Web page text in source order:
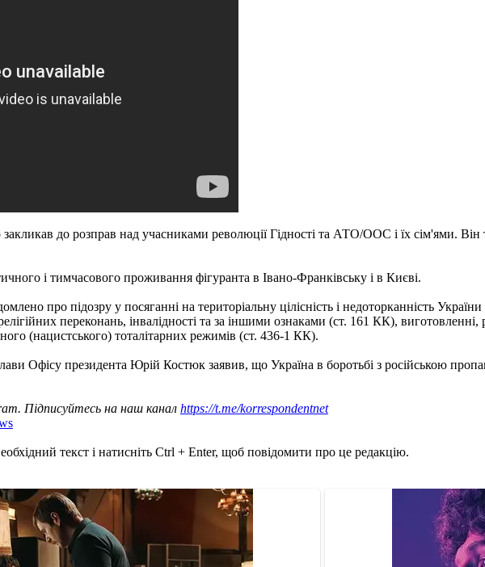
до розправ над учасниками революції Гідності та АТО/ООС і їх сім'ями.
і тимчасового проживання фігуранта в Івано-Франківську і в Києві.
про підозру у посяганні на територіальну цілісність і недоторканність
переконань, інвалідності та за іншими ознаками (ст. 161 КК),
(нацистського) тоталітарних режимів (ст. 436-1 КК).
Офісу президента Юрій Костюк заявив, що Україна в боротьбі з російською
Підписуйтесь на наш канал https://t.me/korrespondentnet
текст і натисніть Ctrl + Enter, щоб повідомити про це редакцію.